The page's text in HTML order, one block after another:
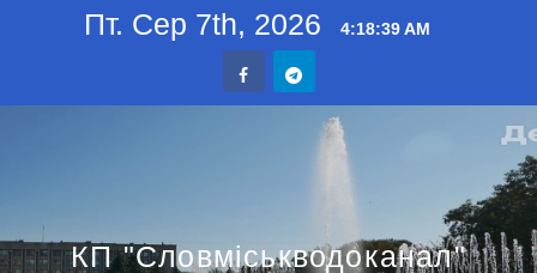
Пт. Сер 7th, 2026 4:18:39 AM
КП "Словміськводоканал"